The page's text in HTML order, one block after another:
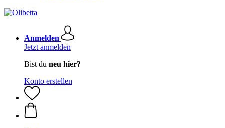
Anmelden
Jetzt anmelden
Bist du neu hier?
Konto erstellen